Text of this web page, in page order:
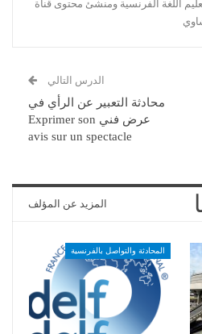
اللغة الفرنسية ومنشئ محتوى قناة
الدرس التالي
محادثة التعبير عن الرأي في
عرض فني Exprimer son
avis sur un spectacle
المزيد عن المؤلف
المحادثة والتواصل بالفرنسية